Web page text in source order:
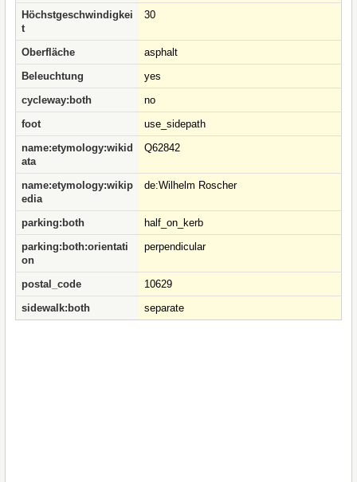
Höchstgeschwindigkei
t
30
Oberfläche
asphalt
Beleuchtung
yes
cycleway:both
no
foot
use_sidepath
name:etymology:wikid
ata
Q62842
name:etymology:wikip
edia
de:Wilhelm Roscher
parking:both
half_on_kerb
parking:both:orientati
on
perpendicular
postal_code
10629
sidewalk:both
separate